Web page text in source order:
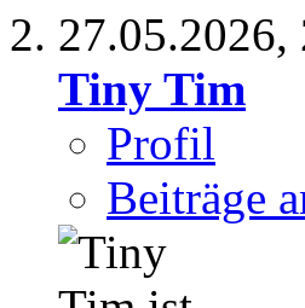
27.05.2026,
Tiny Tim
Profil
Beiträge